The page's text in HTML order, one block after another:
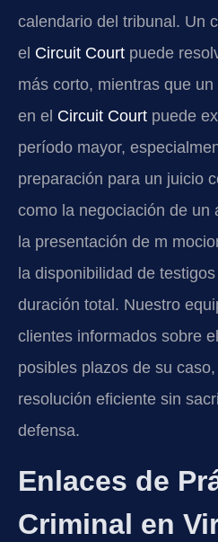
calendario del tribunal. Un
el Circuit Court puede
más corto, mientras que
en el Circuit Court puede
período mayor,
preparación para un juicio
como la negociación de un
la presentación de m
la disponibilidad de
duración total. Nuestro
clientes informados sobre
posibles plazos de su
resolución eficiente sin
defensa.
Enlaces de
Criminal en